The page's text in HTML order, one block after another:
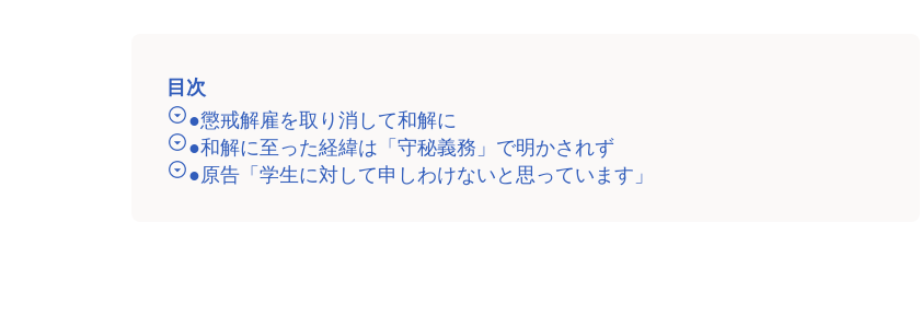
目次
●懲戒解雇を取り消して和解に
●和解に至った経緯は「守秘義務」で明かされず
●原告「学生に対して申しわけないと思っています」